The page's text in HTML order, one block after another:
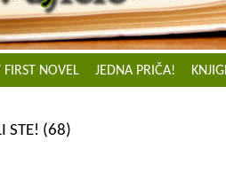
FIRST NOVEL JEDNA PRIČA!
STE! (68)